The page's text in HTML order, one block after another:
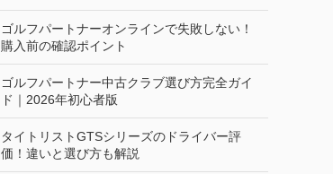
ゴルフパートナーオンラインで失敗しない！
購入前の確認ポイント
ゴルフパートナー中古クラブ選び方完全ガイ
ド｜2026年初心者版
タイトリストGTSシリーズのドライバー評
価！違いと選び方も解説